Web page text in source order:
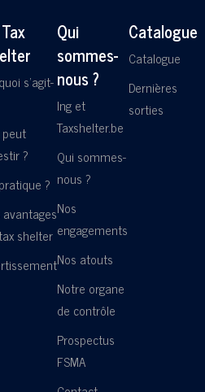
s'agit-
peut
?
?
avantages
shelter
Qui
sommes-
nous ?
Ing et
Taxshelter.be
Qui sommes-
nous ?
Nos
engagements
Nos atouts
Notre organe
de contrôle
Prospectus
FSMA
Catalogue
Catalogue
Dernières
sorties